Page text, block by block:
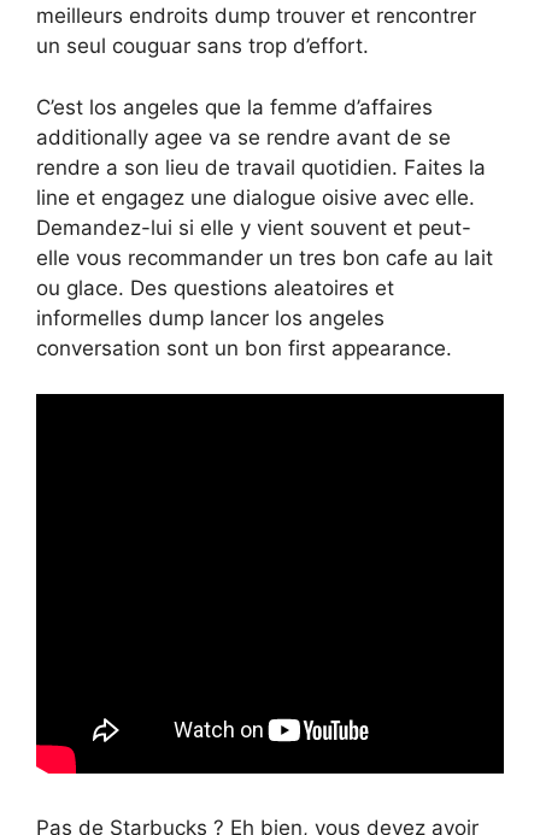
meilleurs endroits dump trouver et rencontrer
un seul couguar sans trop d’effort.
C’est los angeles que la femme d’affaires
additionally agee va se rendre avant de se
rendre a son lieu de travail quotidien. Faites la
line et engagez une dialogue oisive avec elle.
Demandez-lui si elle y vient souvent et peut-
elle vous recommander un tres bon cafe au lait
ou glace. Des questions aleatoires et
informelles dump lancer los angeles
conversation sont un bon first appearance.
Pas de Starbucks ? Eh bien, vous devez avoir